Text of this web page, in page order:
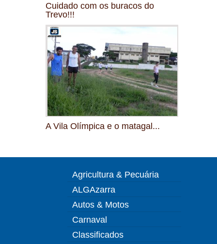
Cuidado com os buracos do
Trevo!!!
A Vila Olímpica e o matagal...
Agricultura & Pecuária
ALGAzarra
Autos & Motos
Carnaval
Classificados